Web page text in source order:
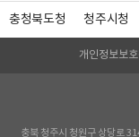
충청북도청 청주시청
개인정보보
충북 청주시 청원구 상당로